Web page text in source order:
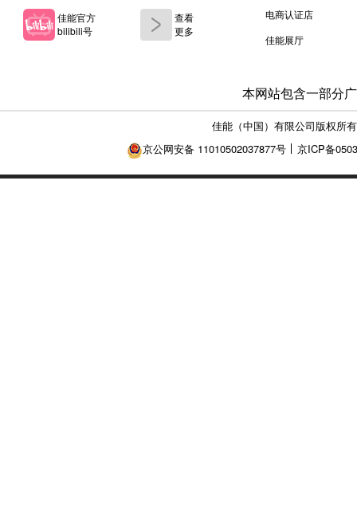
佳能官方
bilibili号
查看
更多
电商认证店
佳能展厅
本网站包含一部分
佳能（中国）有限公司版权所
京公网安备 11010502037877号
京ICP备